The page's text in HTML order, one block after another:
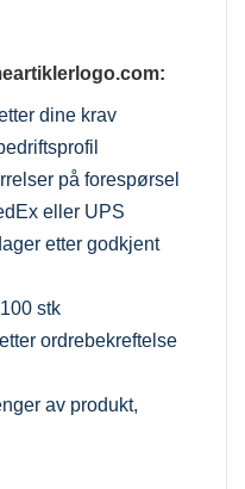
:
dine krav
på forespørsel
eller UPS
etter godkjent
stk
ordrebekreftelse
av produkt,